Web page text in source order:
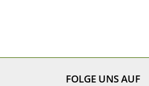
FOLGE UNS AUF